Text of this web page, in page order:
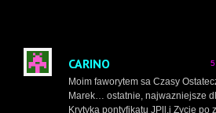
CARINO
Moim faworytem sa Czasy
Marek… ostatnie, najwazniejsze
Krytyka pontyfikatu JPll.i Zycie po